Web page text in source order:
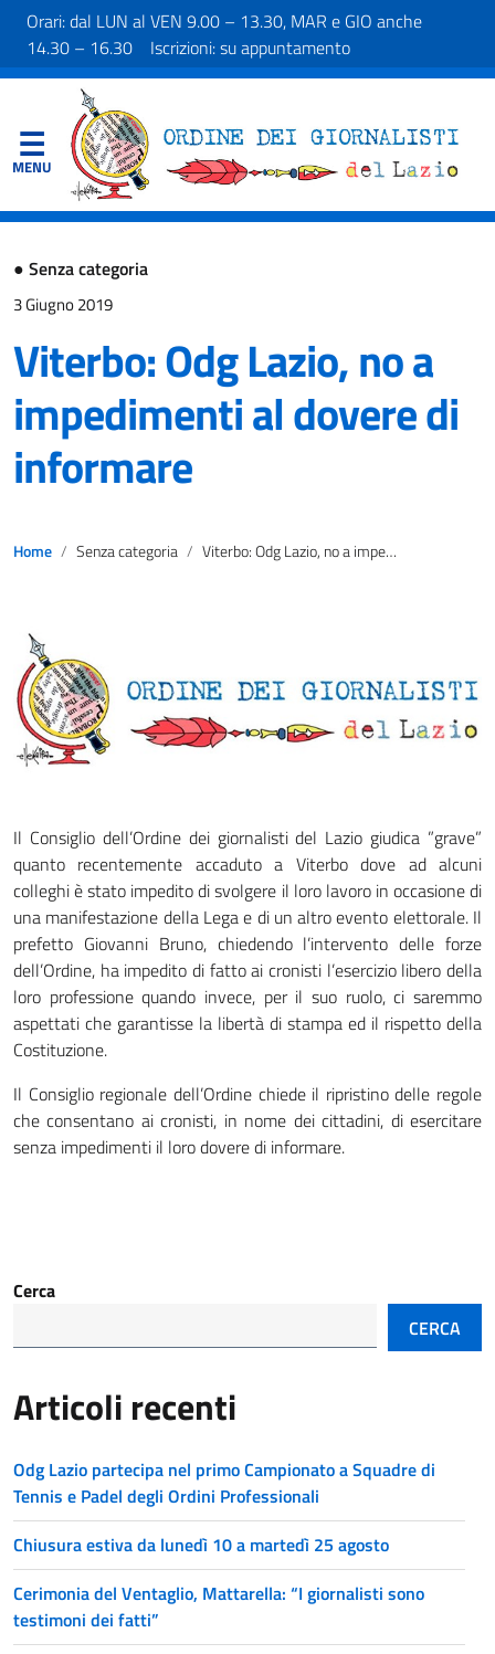
Orari: dal LUN al VEN 9.00 – 13.30, MAR e GIO anche
14.30 – 16.30 Iscrizioni: su appuntamento
● Senza categoria
3 Giugno 2019
Viterbo: Odg Lazio, no a
impedimenti al dovere di
informare
Home Senza categoria Viterbo: Odg Lazio, no a impedimenti al dovere di informare
Il Consiglio dell’Ordine dei giornalisti del Lazio giudica ”grave”
quanto recentemente accaduto a Viterbo dove ad alcuni
colleghi è stato impedito di svolgere il loro lavoro in occasione di
una manifestazione della Lega e di un altro evento elettorale. Il
prefetto Giovanni Bruno, chiedendo l’intervento delle forze
dell’Ordine, ha impedito di fatto ai cronisti l’esercizio libero della
loro professione quando invece, per il suo ruolo, ci saremmo
aspettati che garantisse la libertà di stampa ed il rispetto della
Costituzione.
Il Consiglio regionale dell’Ordine chiede il ripristino delle regole
che consentano ai cronisti, in nome dei cittadini, di esercitare
senza impedimenti il loro dovere di informare.
Cerca
CERCA
Articoli recenti
Odg Lazio partecipa nel primo Campionato a Squadre di
Tennis e Padel degli Ordini Professionali
Chiusura estiva da lunedì 10 a martedì 25 agosto
Cerimonia del Ventaglio, Mattarella: “I giornalisti sono
testimoni dei fatti”